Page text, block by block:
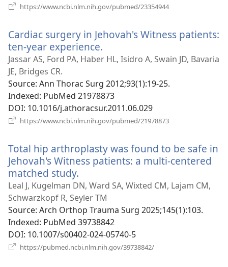
https://www.ncbi.nlm.nih.gov/pubmed/23354944
вікні)
Cardiac surgery in Jehovah's Witness patients:
ten-year experience.
у
вікні)
Jassar AS, Ford PA, Haber HL, Isidro A, Swain JD, Bavaria
JE, Bridges CR.
Source‎: Ann Thorac Surg 2012;93(1):19-25.
Indexed‎: PubMed 21978873
DOI‎: 10.1016/j.athoracsur.2011.06.029
https://www.ncbi.nlm.nih.gov/pubmed/21978873
вікні)
Total hip arthroplasty was found to be safe in
Jehovah's Witness patients: a multi-centered
matched study.
у
новому
вікні)
Leal J, Kugelman DN, Ward SA, Wixted CM, Lajam CM,
Schwarzkopf R, Seyler TM
Source‎: Arch Orthop Trauma Surg 2025;145(1):103.
Indexed‎: PubMed 39738842
DOI‎: 10.1007/s00402-024-05740-5
https://pubmed.ncbi.nlm.nih.gov/39738842/